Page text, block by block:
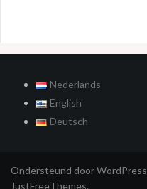
Nederlands
English
Deutsch
Ondersteund door WordPress
JustFreeThemes.